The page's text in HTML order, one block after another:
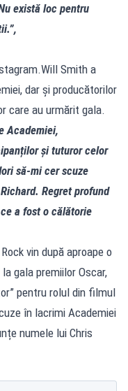
există loc pentru
Smith a
dar și producătorilor
care au urmărit gala.
Academiei,
și tuturor celor
să-mi cer scuze
Regret profund
a fost o călătorie
vin după aproape o
gala premiilor Oscar,
pentru rolul din filmul
în lacrimi Academiei
numele lui Chris